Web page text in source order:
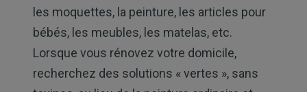
les moquettes, la peinture, les articles pour
bébés, les meubles, les matelas, etc.
Lorsque vous rénovez votre domicile,
recherchez des solutions « vertes », sans